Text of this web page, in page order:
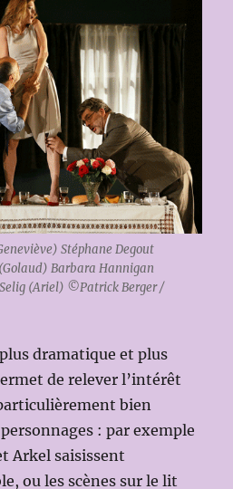
Stéphane Degout
Barbara Hannigan
(Ariel) ©Patrick Berger /
dramatique et plus
de relever l’intérêt
bien
: par exemple
Arkel saisissent
ou les scènes sur le lit